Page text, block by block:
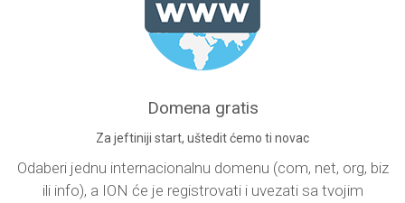
Domena gratis
Za jeftiniji start, uštedit ćemo ti novac
Odaberi jednu internacionalnu domenu (com, net, org, biz
ili info), a ION će je registrovati i uvezati sa tvojim